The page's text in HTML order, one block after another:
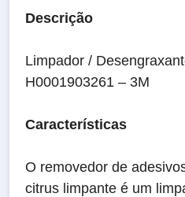
Descrição
Limpador /
H0001903261 – 3M
Características
O removedor de
citrus limpante é um